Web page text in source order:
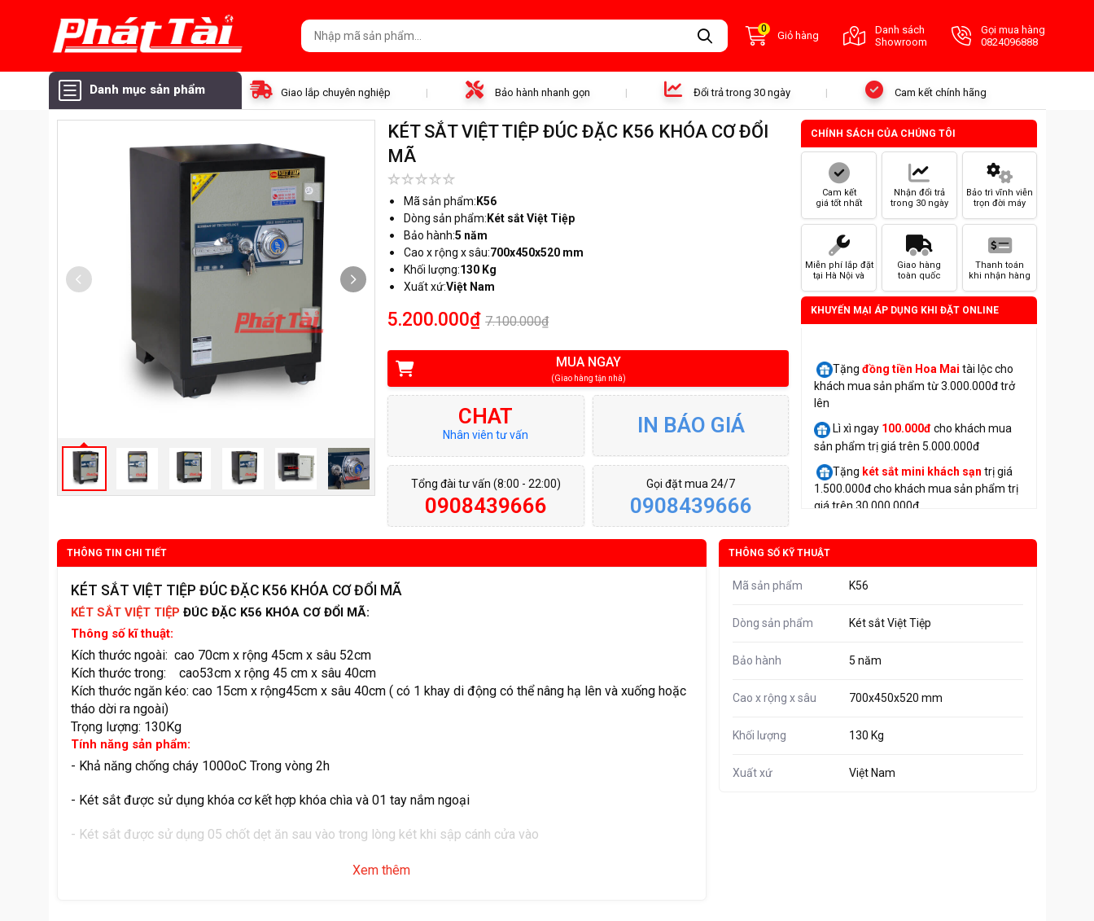
0
Giỏ hàng
Danh sách
Showroom
Gọi mua hàng
0824096888
Danh mục sản phẩm Giao lắp chuyên nghiệp Bảo hành nhanh gọn Đổi trả trong 30 ngày Cam kết chính hãng
KÉT SẮT VIỆT TIỆP ĐÚC ĐẶC K56 KHÓA CƠ ĐỔI
MÃ
Mã sản phẩm: K56
Dòng sản phẩm: Két sắt Việt Tiệp
Bảo hành:5 năm
Cao x rộng x sâu:700x450x520 mm
Khối lượng:130 Kg
Xuất xứ:Việt Nam
5.200.000₫ 7.100.000₫
MUA NGAY
(Giao hàng tận nhà)
CHAT
Nhân viên tư vấn IN BÁO GIÁ
Tổng đài tư vấn (8:00 - 22:00)
0908439666
Gọi đặt mua 24/7
0908439666
CHÍNH SÁCH CỦA CHÚNG TÔI
Cam kết
giá tốt nhất
Nhận đổi trả
trong 30 ngày
Bảo trì vĩnh viễn
trọn đời máy
Miễn phí lắp đặt
tại Hà Nội và
Giao hàng
toàn quốc
Thanh toán
khi nhận hàng
KHUYẾN MẠI ÁP DỤNG KHI ĐẶT ONLINE
Tặngđồng tiền Hoa Mai tài lộc cho
khách mua sản phẩm từ 3.000.000đ trở
lên
Lì xì ngay 100.000đcho khách mua
sản phẩm trị giá trên 5.000.000đ
Tặng két sắt mini khách sạn trị giá
1.500.000đ cho khách mua sản phẩm trị
giá trên 30.000.000đ
THÔNG TIN CHI TIẾT
KÉT SẮT VIỆT TIỆP ĐÚC ĐẶC K56 KHÓA CƠ ĐỔI MÃ
KÉT SẮT VIỆT TIỆP ĐÚC ĐẶC K56 KHÓA CƠ ĐỔI MÃ:
Thông số kĩ thuật:
Kích thước ngoài: cao 70cm x rộng 45cm x sâu 52cm
Kích thước trong: cao53cm x rộng 45 cm x sâu 40cm
Kích thước ngăn kéo: cao 15cm x rộng45cm x sâu 40cm ( có 1 khay di động có thể nâng hạ lên và xuống hoặc
tháo dời ra ngoài)
Trọng lượng: 130Kg
Tính năng sản phẩm:
- Khả năng chống cháy 1000oC Trong vòng 2h
- Két sắt được sử dụng khóa cơ kết hợp khóa chìa và 01 tay nắm ngoại
- Két sắt được sử dụng 05 chốt dẹt ăn sau vào trong lòng két khi sập cánh cửa vào
- Két sắt có kết cấu an toàn vững chắc, thân két sắt được đúc đặc bởi 1 lớp thép dầy bên trong két sắt được
Xem thêm
THÔNG SỐ KỸ THUẬT
Mã sản phẩm K56
Dòng sản phẩm Két sắt Việt Tiệp
Bảo hành 5 năm
Cao x rộng x sâu 700x450x520 mm
Khối lượng 130 Kg
Xuất xứ Việt Nam